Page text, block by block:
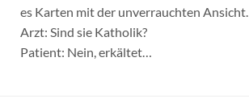
es Karten mit der unverrauchten Ansicht…
Arzt: Sind sie Katholik?
Patient: Nein, erkältet…